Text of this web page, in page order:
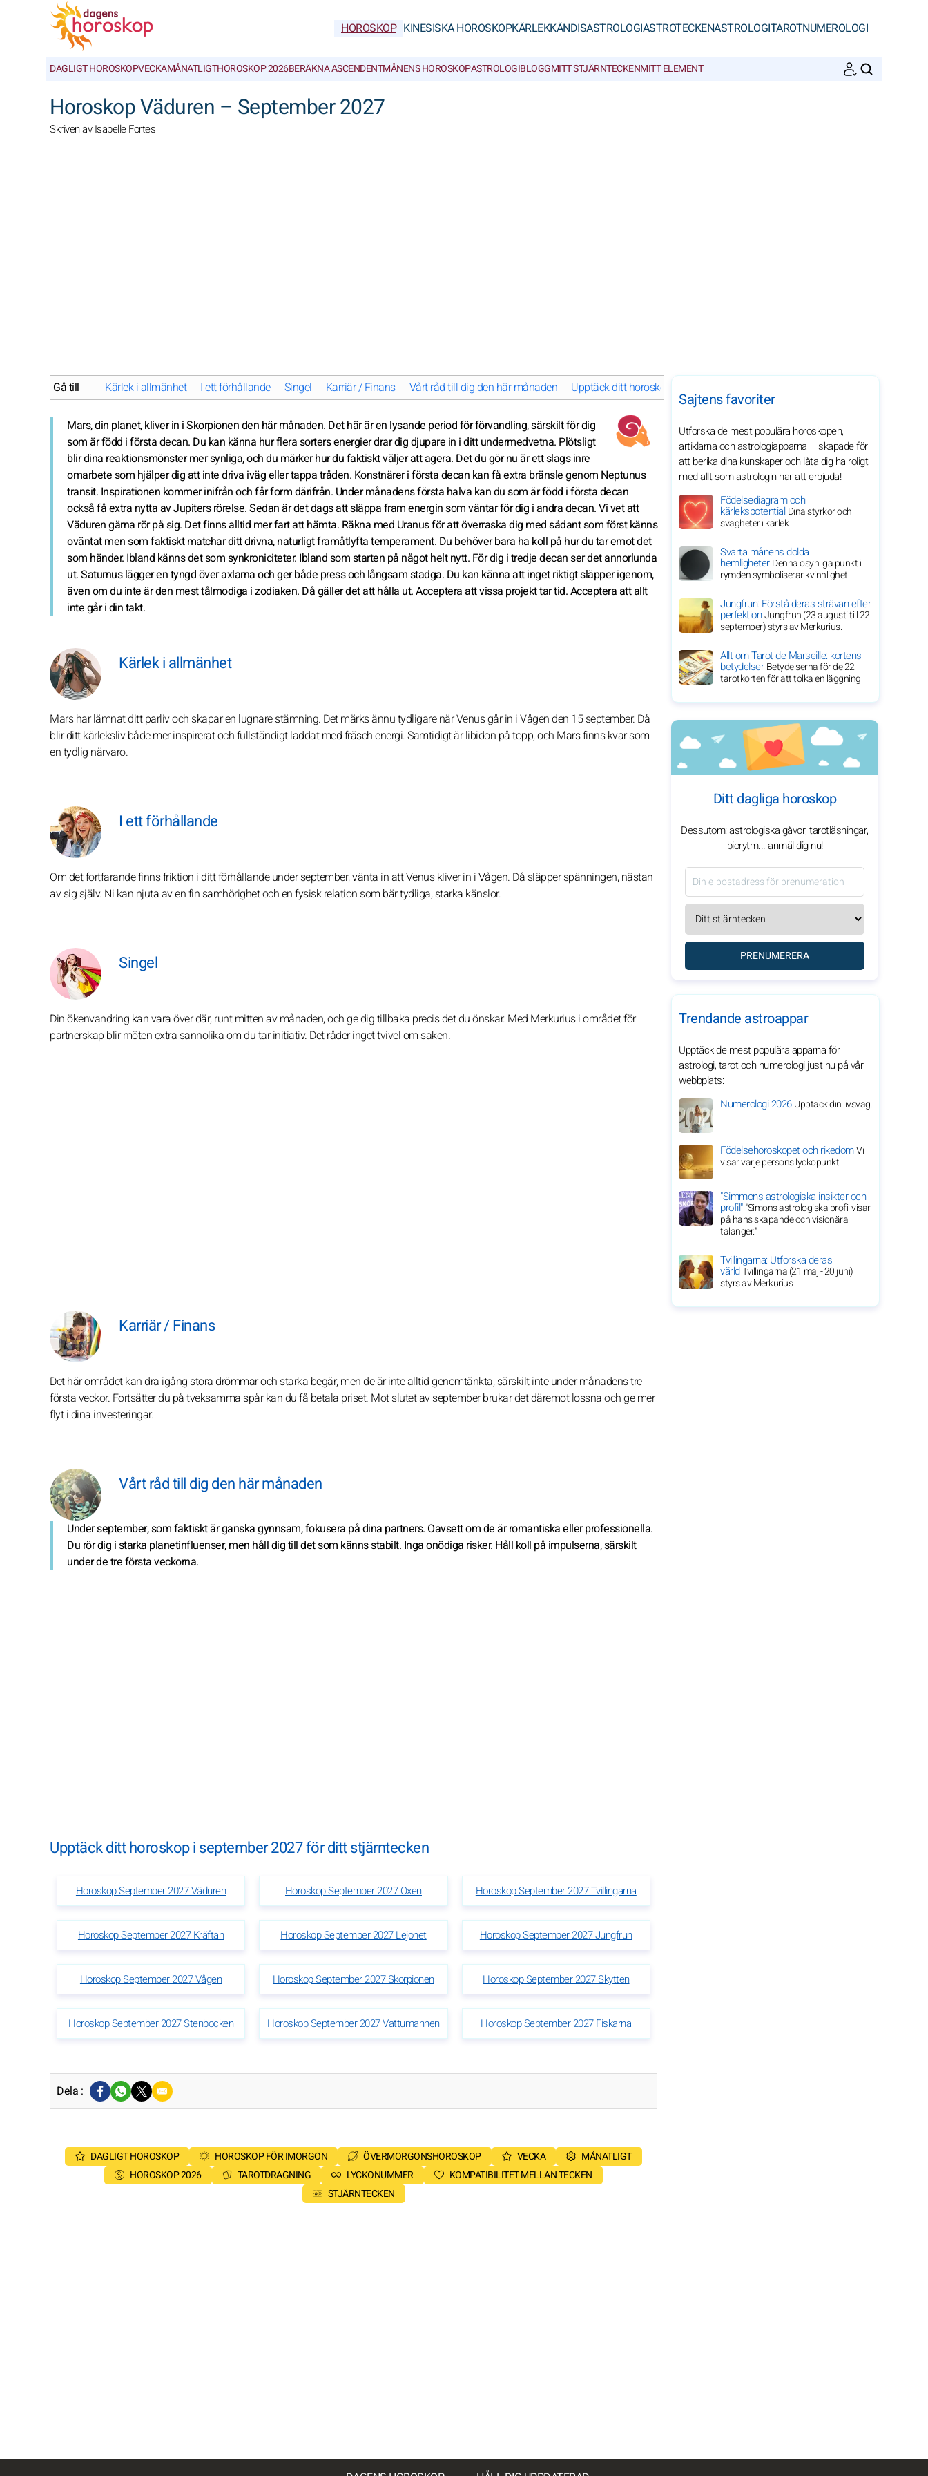
HOROSKOP KINESISKA HOROSKOPKÄRLEKKÄNDISASTROLOGIASTROTECKENASTROLOGITAROTNUMEROLOGI
DAGLIGT HOROSKOPVECKAMÅNATLIGTHOROSKOP 2026BERÄKNA ASCENDENTMÅNENS HOROSKOPASTROLOGIBLOGGMITT STJÄRNTECKENMITT ELEMENT
Horoskop Väduren – September 2027
Skriven av Isabelle Fortes
Gå till Kärlek i allmänhet I ett förhållande Singel Karriär / Finans Vårt råd till dig den här månaden Upptäck ditt horoskop i september 2027 för ditt stjärntecken
Mars, din planet, kliver in i Skorpionen den här månaden. Det här är en lysande period för förvandling, särskilt för dig
som är född i första decan. Du kan känna hur flera sorters energier drar dig djupare in i ditt undermedvetna. Plötsligt
blir dina reaktionsmönster mer synliga, och du märker hur du faktiskt väljer att agera. Det du gör nu är ett slags inre
omarbete som hjälper dig att inte driva iväg eller tappa tråden. Konstnärer i första decan kan få extra bränsle genom Neptunus
transit. Inspirationen kommer inifrån och får form därifrån. Under månadens första halva kan du som är född i första decan
också få extra nytta av Jupiters rörelse. Sedan är det dags att släppa fram energin som väntar för dig i andra decan. Vi vet att
Väduren gärna rör på sig. Det finns alltid mer fart att hämta. Räkna med Uranus för att överraska dig med sådant som först känns
oväntat men som faktiskt matchar ditt drivna, naturligt framåtlyfta temperament. Du behöver bara ha koll på hur du tar emot det
som händer. Ibland känns det som synkroniciteter. Ibland som starten på något helt nytt. För dig i tredje decan ser det annorlunda
ut. Saturnus lägger en tyngd över axlarna och ger både press och långsam stadga. Du kan känna att inget riktigt släpper igenom,
även om du inte är den mest tålmodiga i zodiaken. Då gäller det att hålla ut. Acceptera att vissa projekt tar tid. Acceptera att allt
inte går i din takt.
Kärlek i allmänhet
Mars har lämnat ditt parliv och skapar en lugnare stämning. Det märks ännu tydligare när Venus går in i Vågen den 15 september. Då
blir ditt kärleksliv både mer inspirerat och fullständigt laddat med fräsch energi. Samtidigt är libidon på topp, och Mars finns kvar som
en tydlig närvaro.
I ett förhållande
Om det fortfarande finns friktion i ditt förhållande under september, vänta in att Venus kliver in i Vågen. Då släpper spänningen, nästan
av sig själv. Ni kan njuta av en fin samhörighet och en fysisk relation som bär tydliga, starka känslor.
Singel
Din ökenvandring kan vara över där, runt mitten av månaden, och ge dig tillbaka precis det du önskar. Med Merkurius i området för
partnerskap blir möten extra sannolika om du tar initiativ. Det råder inget tvivel om saken.
Karriär / Finans
Det här området kan dra igång stora drömmar och starka begär, men de är inte alltid genomtänkta, särskilt inte under månadens tre
första veckor. Fortsätter du på tveksamma spår kan du få betala priset. Mot slutet av september brukar det däremot lossna och ge mer
flyt i dina investeringar.
Vårt råd till dig den här månaden
Under september, som faktiskt är ganska gynnsam, fokusera på dina partners. Oavsett om de är romantiska eller professionella.
Du rör dig i starka planetinfluenser, men håll dig till det som känns stabilt. Inga onödiga risker. Håll koll på impulserna, särskilt
under de tre första veckorna.
Upptäck ditt horoskop i september 2027 för ditt stjärntecken
Horoskop September 2027 Väduren Horoskop September 2027 Oxen Horoskop September 2027 Tvillingarna
Horoskop September 2027 Kräftan Horoskop September 2027 Lejonet Horoskop September 2027 Jungfrun
Horoskop September 2027 Vågen Horoskop September 2027 Skorpionen Horoskop September 2027 Skytten
Horoskop September 2027 Stenbocken Horoskop September 2027 Vattumannen Horoskop September 2027 Fiskarna
Dela :
DAGLIGT HOROSKOP HOROSKOP FÖR IMORGON ÖVERMORGONSHOROSKOP VECKA
MÅNATLIGT
HOROSKOP 2026
TAROTDRAGNING LYCKONUMMER
KOMPATIBILITET MELLAN TECKEN
STJÄRNTECKEN
Sajtens favoriter
Utforska de mest populära horoskopen,
artiklarna och astrologiapparna – skapade för
att berika dina kunskaper och låta dig ha roligt
med allt som astrologin har att erbjuda!
Födelsediagram och
kärlekspotentialDina styrkor och
svagheter i kärlek.
Svarta månens dolda
hemligheterDenna osynliga punkt i
rymden symboliserar kvinnlighet
Jungfrun: Förstå deras strävan efter
perfektionJungfrun (23 augusti till 22
september) styrs av Merkurius.
Allt om Tarot de Marseille: kortens
betydelserBetydelserna för de 22
tarotkorten för att tolka en läggning
Ditt dagliga horoskop
Dessutom: astrologiska gåvor, tarotläsningar,
biorytm... anmäl dig nu!
PRENUMERERA
Trendande astroappar
Upptäck de mest populära apparna för
astrologi, tarot och numerologi just nu på vår
webbplats:
Numerologi 2026Upptäck din livsväg.
Födelsehoroskopet och rikedomVi
visar varje persons lyckopunkt
"Simmons astrologiska insikter och
profil""Simons astrologiska profil visar
på hans skapande och visionära
talanger."
Tvillingarna: Utforska deras
världTvillingarna (21 maj - 20 juni)
styrs av Merkurius